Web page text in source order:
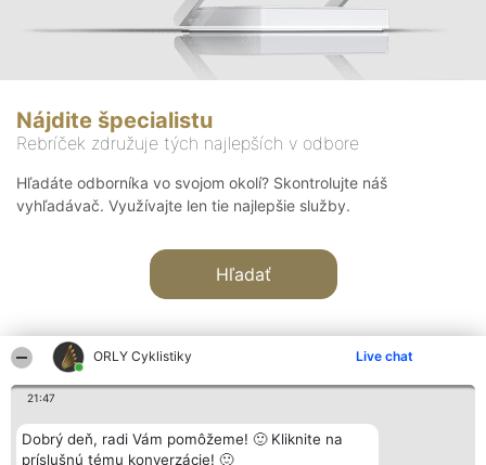
ORLY Cyklistiky Live chat
21:47
Dobrý deň, radi Vám pomôžeme! 🙂 Kliknite na
príslušnú tému konverzácie! 🙂
Nájdite špecialistu
Rebríček združuje tých najlepších v odbore
Hľadáte odborníka vo svojom okolí? Skontrolujte náš
vyhľadávač. Využívajte len tie najlepšie služby.
Hľadať
Organizátor hodnotenia
Bright Side Solutions sp. z o.
Hodnotenie
Laureáti
Kontakt
Kontakt